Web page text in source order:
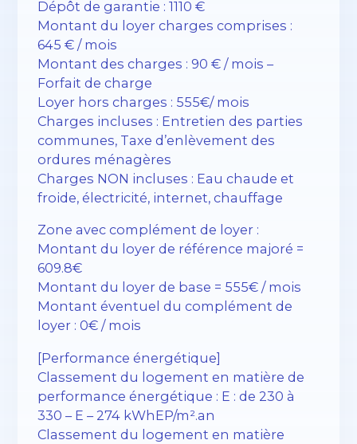
Dépôt de garantie : 1110 €
Montant du loyer charges comprises :
645 € / mois
Montant des charges : 90 € / mois –
Forfait de charge
Loyer hors charges : 555€/ mois
Charges incluses : Entretien des parties
communes, Taxe d’enlèvement des
ordures ménagères
Charges NON incluses : Eau chaude et
froide, électricité, internet, chauffage
Zone avec complément de loyer :
Montant du loyer de référence majoré =
609.8€
Montant du loyer de base = 555€ / mois
Montant éventuel du complément de
loyer : 0€ / mois
[Performance énergétique]
Classement du logement en matière de
performance énergétique : E : de 230 à
330 – E – 274 kWhEP/m².an
Classement du logement en matière